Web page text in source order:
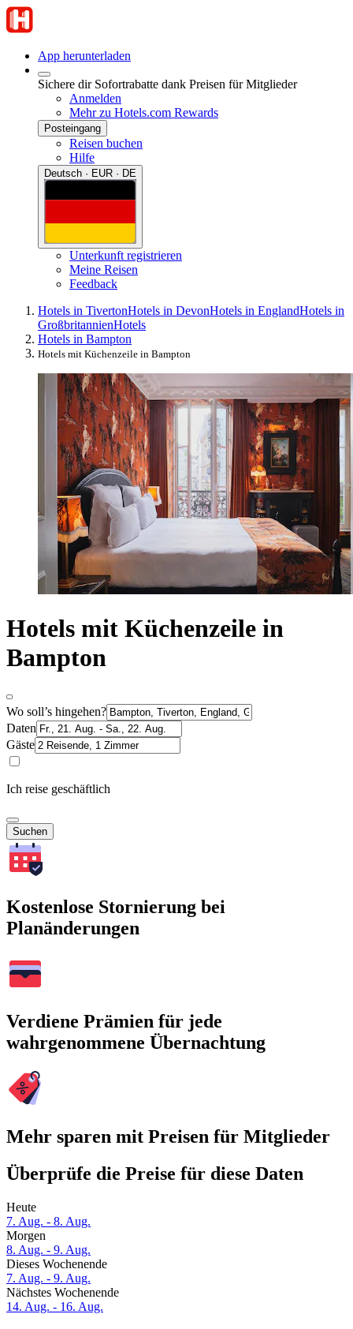
App herunterladen
Sichere dir Sofortrabatte dank Preisen für Mitglieder
Anmelden
Mehr zu Hotels.com Rewards
Posteingang
Reisen buchen
Hilfe
Deutsch · EUR · DE
Unterkunft registrieren
Meine Reisen
Feedback
Hotels in TivertonHotels in DevonHotels in EnglandHotels in
GroßbritannienHotels
Hotels in Bampton
Hotels mit Küchenzeile in Bampton
Hotels mit Küchenzeile in
Bampton
Wo soll’s hingehen?
Daten
Gäste
Ich reise geschäftlich
Suchen
Kostenlose Stornierung bei
Planänderungen
Verdiene Prämien für jede
wahrgenommene Übernachtung
Mehr sparen mit Preisen für Mitglieder
Überprüfe die Preise für diese Daten
Heute
7. Aug. - 8. Aug.
Morgen
8. Aug. - 9. Aug.
Dieses Wochenende
7. Aug. - 9. Aug.
Nächstes Wochenende
14. Aug. - 16. Aug.